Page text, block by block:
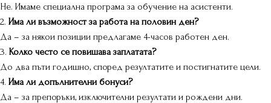
Не. Имаме специална програма за обучение на асистенти.
2. Има ли възможност за работа на половин ден?
Да – за някои позиции предлагаме 4-часов работен ден.
3. Колко често се повишава заплатата?
До два пъти годишно, според резултатите и постигнатите цели.
4. Има ли допълнителни бонуси?
Да – за препоръки, изключителни резултати и рождени дни.